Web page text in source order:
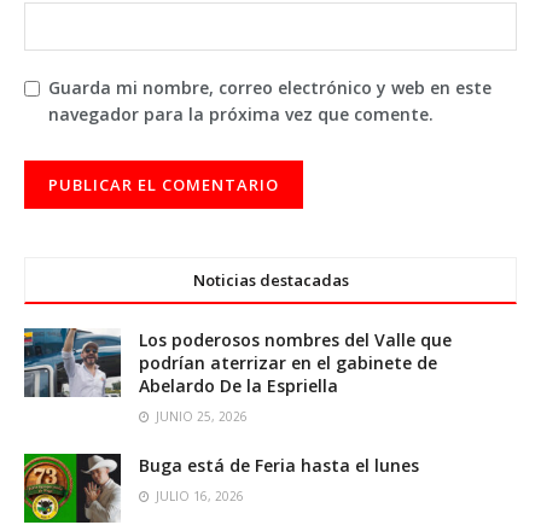
Guarda mi nombre, correo electrónico y web en este
navegador para la próxima vez que comente.
Noticias destacadas
Los poderosos nombres del Valle que
podrían aterrizar en el gabinete de
Abelardo De la Espriella
JUNIO 25, 2026
Buga está de Feria hasta el lunes
JULIO 16, 2026